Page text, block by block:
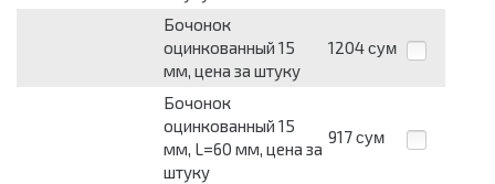
Бочонок
оцинкованный 15
мм, цена за штуку
1204 сум
Бочонок
оцинкованный 15
мм, L=60 мм, цена за
штуку
917 сум